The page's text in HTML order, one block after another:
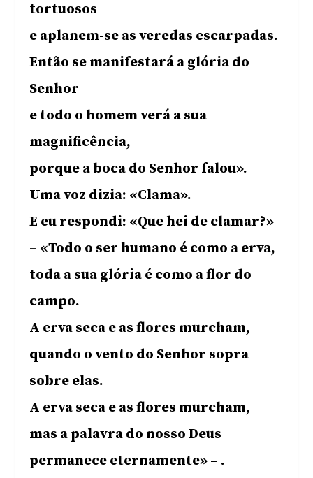
tortuosos
e aplanem-se as veredas escarpadas.
Então se manifestará a glória do
Senhor
e todo o homem verá a sua
magnificência,
porque a boca do Senhor falou».
Uma voz dizia: «Clama».
E eu respondi: «Que hei de clamar?»
– «Todo o ser humano é como a erva,
toda a sua glória é como a flor do
campo.
A erva seca e as flores murcham,
quando o vento do Senhor sopra
sobre elas.
A erva seca e as flores murcham,
mas a palavra do nosso Deus
permanece eternamente» – .